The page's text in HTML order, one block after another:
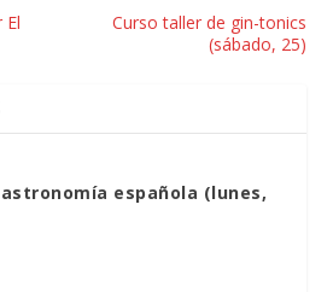
El
Curso taller de gin-tonics
(sábado, 25)
española (lunes,